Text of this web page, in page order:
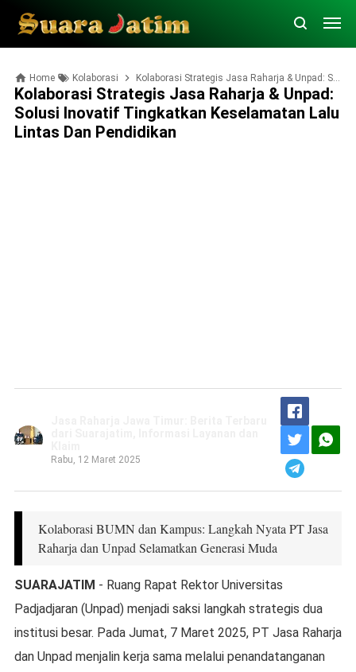
Home Kolaborasi Kolaborasi Strategis Jasa Raharja & Unpad: Solusi Inovatif Tingkatkan Keselamatan Lalu Lintas dan Pendidikan
Kolaborasi Strategis Jasa Raharja & Unpad:
Solusi Inovatif Tingkatkan Keselamatan Lalu
Lintas Dan Pendidikan
Rabu, 12 Maret 2025
Kolaborasi BUMN dan Kampus: Langkah Nyata PT Jasa
Raharja dan Unpad Selamatkan Generasi Muda
SUARAJATIM - Ruang Rapat Rektor Universitas
Padjadjaran (Unpad) menjadi saksi langkah strategis dua
institusi besar. Pada Jumat, 7 Maret 2025, PT Jasa Raharja
dan Unpad menjalin kerja sama melalui penandatanganan